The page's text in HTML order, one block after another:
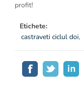
profit!
Etichete:
castraveti ciclul doi,